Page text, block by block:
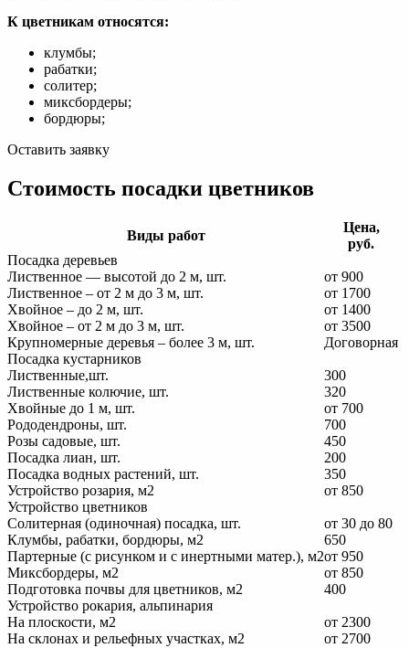
К цветникам относятся:
клумбы;
рабатки;
солитер;
миксбордеры;
бордюры;
Оставить заявку
Стоимость посадки цветников
Виды работ
Цена,
руб.
Посадка деревьев
Лиственное — высотой до 2 м, шт.
от 900
Лиственное – от 2 м до 3 м, шт.
от 1700
Хвойное – до 2 м, шт.
от 1400
Хвойное – от 2 м до 3 м, шт.
от 3500
Крупномерные деревья – более 3 м, шт.
Договорная
Посадка кустарников
Лиственные,шт.
300
Лиственные колючие, шт.
320
Хвойные до 1 м, шт.
от 700
Рододендроны, шт.
700
Розы садовые, шт.
450
Посадка лиан, шт.
200
Посадка водных растений, шт.
350
Устройство розария, м2
от 850
Устройство цветников
Солитерная (одиночная) посадка, шт.
от 30 до 80
Клумбы, рабатки, бордюры, м2
650
Партерные (с рисунком и с инертными матер.), м2от 950
Миксбордеры, м2
от 850
Подготовка почвы для цветников, м2
400
Устройство рокария, альпинария
На плоскости, м2
от 2300
На склонах и рельефных участках, м2
от 2700